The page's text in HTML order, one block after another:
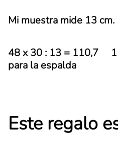
Mi muestra mide 13 cm.
48 x 30 : 13 = 110,7
para la espalda
Este regalo